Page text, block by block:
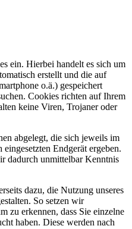
ein. Hierbei handelt es sich um
erstellt und die auf
o.ä.) gespeichert
Cookies richten auf Ihrem
keine Viren, Trojaner oder
abgelegt, die sich jeweils im
Endgerät ergeben.
dadurch unmittelbar Kenntnis
dazu, die Nutzung unseres
So setzen wir
zu erkennen, dass Sie einzelne
haben. Diese werden nach